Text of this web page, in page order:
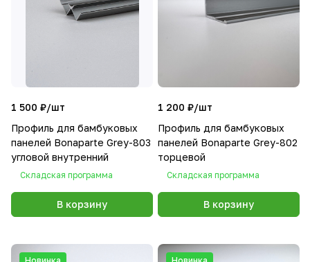
1 500 ₽/шт
Профиль для бамбуковых
панелей Bonaparte Grey-803
угловой внутренний
Складская программа
В корзину
1 200 ₽/шт
Профиль для бамбуковых
панелей Bonaparte Grey-802
торцевой
Складская программа
В корзину